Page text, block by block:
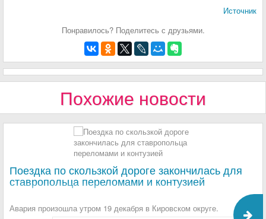
Источник
Понравилось? Поделитесь с друзьями.
Похожие новости
Поездка по скользкой дороге закончилась для
ставропольца переломами и контузией
Авария произошла утром 19 декабря в Кировском округе.